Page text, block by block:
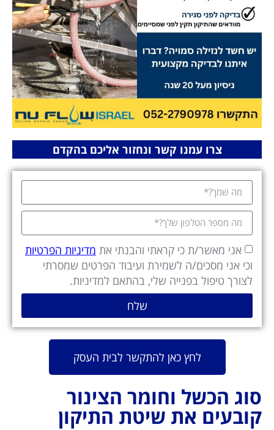
צרו עמנו קשר ונחזור אליכם בהקדם
אני מאשר/ת כי קראתי והבנתי את מדיניות הפרטיות
וכי אני מסכים/ה לשמירת ועיבוד הפרטים שמסרתי
לצורך טיפול בפנייה שלי, בהתאם למדיניות.
שלח
לחץ כאן להתקשר לבית העסק
סוג הכשל וחומר הצינור
קובעים את שיטת התיקון